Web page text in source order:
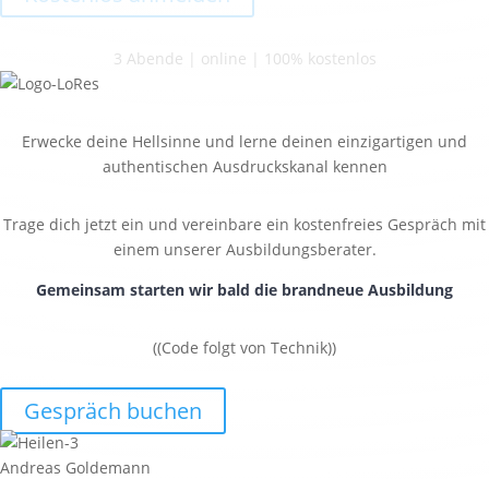
3 Abende | online | 100% kostenlos
Erwecke deine Hellsinne und lerne deinen einzigartigen und
authentischen Ausdruckskanal kennen
Trage dich jetzt ein und vereinbare ein kostenfreies Gespräch mit
einem unserer Ausbildungsberater.
Gemeinsam starten wir bald die brandneue Ausbildung
((Code folgt von Technik))
Gespräch buchen
Andreas Goldemann